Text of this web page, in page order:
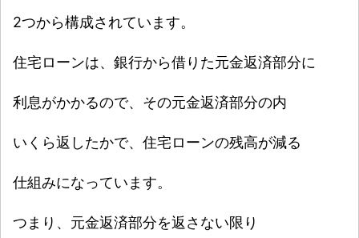
2つから構成されています。
住宅ローンは、銀行から借りた元金返済部分に
利息がかかるので、その元金返済部分の内
いくら返したかで、住宅ローンの残高が減る
仕組みになっています。
つまり、元金返済部分を返さない限り